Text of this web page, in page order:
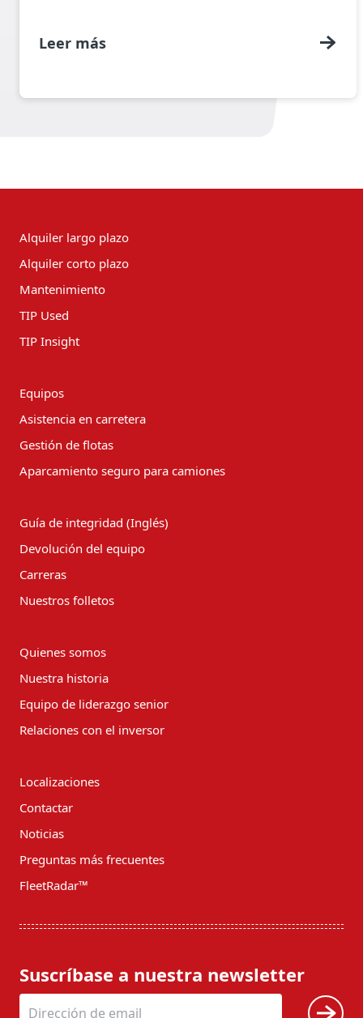
Leer más
Alquiler largo plazo
Alquiler corto plazo
Mantenimiento
TIP Used
TIP Insight
Equipos
Asistencia en carretera
Gestión de flotas
Aparcamiento seguro para camiones
Guía de integridad (Inglés)
Devolución del equipo
Carreras
Nuestros folletos
Quienes somos
Nuestra historia
Equipo de liderazgo senior
Relaciones con el inversor
Localizaciones
Contactar
Noticias
Preguntas más frecuentes
FleetRadar™
Suscríbase a nuestra newsletter